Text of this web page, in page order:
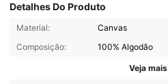
Detalhes Do Produto
Material:
Canvas
Composição:
100% Algodão
Veja mais